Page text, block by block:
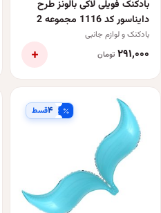
بادکنک فویلی لاکی بالونز طرح
دایناسور کد 1116 مجموعه 2
عددی
بادکنک و لوازم جانبی
۲۹۱٬۰۰۰ تومان +
۴قسط